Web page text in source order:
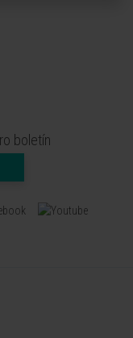
boletín